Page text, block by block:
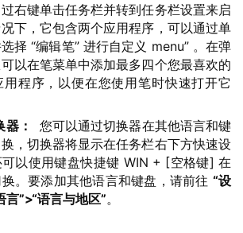
右键单击任务栏并转到任务栏设置来启
下，它包含两个应用程序，可以通过单
择 “编辑笔” 进行自定义 menu” 。在弹
以在笔菜单中添加最多四个您最喜欢的
程序，以便在您使用笔时快速打开它
：
您可以通过切换器在其他语言和键
，切换器将显示在任务栏右下方快速设
以使用键盘快捷键 WIN + [空格键] 在
。要添加其他语言和键盘，请前往 “设
言”>“语言与地区”。